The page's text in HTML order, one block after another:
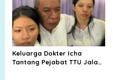
Keluarga Dokter Icha
Tantang Pejabat TTU Jalani